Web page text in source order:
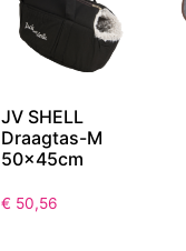
JV SHELL
Draagtas-M
50x45cm
€ 50,56